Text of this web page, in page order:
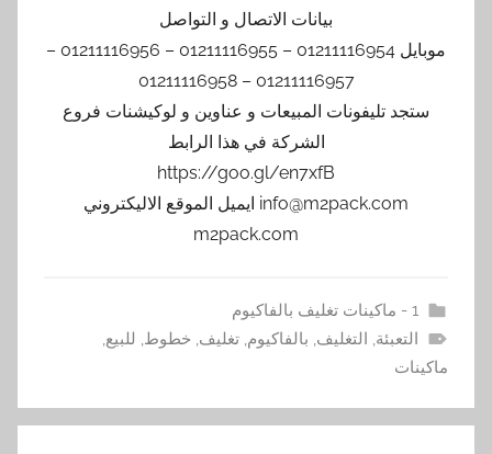
بيانات الاتصال و التواصل
موبايل 01211116954 – 01211116955 – 01211116956 –
01211116957 – 01211116958
ستجد تليفونات المبيعات و عناوين و لوكيشنات فروع
الشركة في هذا الرابط
https://goo.gl/en7xfB
info@m2pack.com ايميل الموقع الاليكتروني
m2pack.com
1 - ماكينات تغليف بالفاكيوم
التعبئة, التغليف, بالفاكيوم,تغليف, خطوط, للبيع,
ماكينات